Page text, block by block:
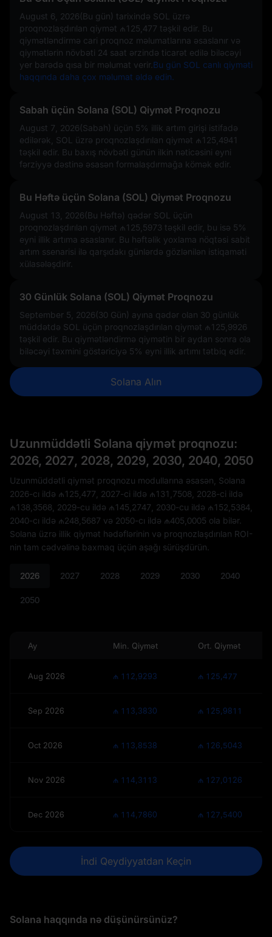
August 6, 2026(Bu gün) tarixində SOL üzrə
proqnozlaşdırılan qiymət ₼125,477 təşkil edir. Bu
qiymətləndirmə cari proqnoz məlumatlarına əsaslanır və
qiymətlərin növbəti 24 saat ərzində ticarət edilə biləcəyi
yer barədə qısa bir məlumat verir. Bu gün SOL canlı qiyməti
haqqında daha çox məlumat əldə edin.
Sabah üçün Solana (SOL) Qiymət Proqnozu
August 7, 2026(Sabah) üçün 5% illik artım girişi istifadə
edilərək, SOL üzrə proqnozlaşdırılan qiymət ₼125,4941
təşkil edir. Bu baxış növbəti günün ilkin nəticəsini eyni
fərziyyə dəstinə əsasən formalaşdırmağa kömək edir.
Bu Həftə üçün Solana (SOL) Qiymət Proqnozu
August 13, 2026(Bu Həftə) qədər SOL üçün
proqnozlaşdırılan qiymət ₼125,5973 təşkil edir, bu isə 5%
eyni illik artıma əsaslanır. Bu həftəlik yoxlama nöqtəsi sabit
artım ssenarisi ilə qarşıdakı günlərdə gözlənilən istiqaməti
xülasələşdirir.
30 Günlük Solana (SOL) Qiymət Proqnozu
September 5, 2026(30 Gün) ayına qədər olan 30 günlük
müddətdə SOL üçün proqnozlaşdırılan qiymət ₼125,9926
təşkil edir. Bu qiymətləndirmə qiymətin bir aydan sonra ola
biləcəyi təxmini göstəriciyə 5% eyni illik artımı tətbiq edir.
Solana Alın
Uzunmüddətli Solana qiymət proqnozu:
2026, 2027, 2028, 2029, 2030, 2040, 2050
Uzunmüddətli qiymət proqnozu modullarına əsasən, Solana
2026-cı ildə ₼125,477 , 2027-ci ildə ₼131,7508 , 2028-ci ildə
₼138,3568 , 2029-cu ildə ₼145,2747 , 2030-cu ildə ₼152,5384
2040-cı ildə ₼248,5687 və 2050-cı ildə ₼405,0005 ola bilər.
Solana üzrə illik qiymət hədəflərinin və proqnozlaşdırılan ROI-
nin tam cədvəlinə baxmaq üçün aşağı sürüşdürün.
2026 2027 2028 2029 2030 2040
2050
Ay Min. Qiymət Ort. Qiymət
Aug 2026 ₼ 112,9293 ₼ 125,477
Sep 2026 ₼ 113,3830 ₼ 125,9811
Oct 2026 ₼ 113,8538 ₼ 126,5043
Nov 2026 ₼ 114,3113 ₼ 127,0126
Dec 2026 ₼ 114,7860 ₼ 127,5400
İndi Qeydiyyatdan Keçin
Solana haqqında nə düşünürsünüz?